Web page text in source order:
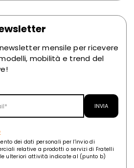
mensile per ricevere
mobilità e trend del
dei dati personali per l'invio di
relative a prodotti o servizi di Fratelli
ulteriori attività indicate al (punto b)